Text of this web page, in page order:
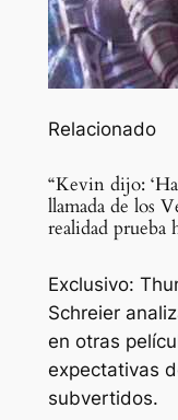
Relacionado
“Kevin dijo:
llamada de los
realidad prueba
Exclusivo:
Schreier
en otras
expectativas
subvertidos.